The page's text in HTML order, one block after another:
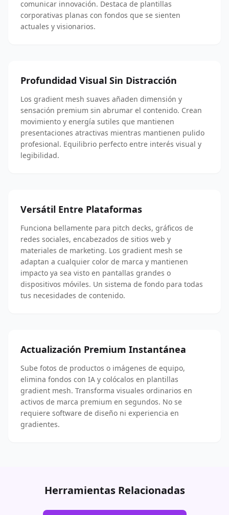
comunicar innovación. Destaca de plantillas
corporativas planas con fondos que se sienten
actuales y visionarios.
Profundidad Visual Sin Distracción
Los gradient mesh suaves añaden dimensión y
sensación premium sin abrumar el contenido. Crean
movimiento y energía sutiles que mantienen
presentaciones atractivas mientras mantienen pulido
profesional. Equilibrio perfecto entre interés visual y
legibilidad.
Versátil Entre Plataformas
Funciona bellamente para pitch decks, gráficos de
redes sociales, encabezados de sitios web y
materiales de marketing. Los gradient mesh se
adaptan a cualquier color de marca y mantienen
impacto ya sea visto en pantallas grandes o
dispositivos móviles. Un sistema de fondo para todas
tus necesidades de contenido.
Actualización Premium Instantánea
Sube fotos de productos o imágenes de equipo,
elimina fondos con IA y colócalos en plantillas
gradient mesh. Transforma visuales ordinarios en
activos de marca premium en segundos. No se
requiere software de diseño ni experiencia en
gradientes.
Herramientas Relacionadas